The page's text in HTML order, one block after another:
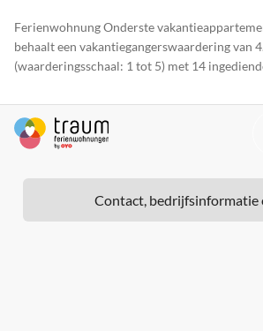
Ferienwohnung Onderste
behaalt een vakantiegangerswaardering van
(waarderingsschaal: 1 tot 5) met 14
Contact, bedrijfsinformatie